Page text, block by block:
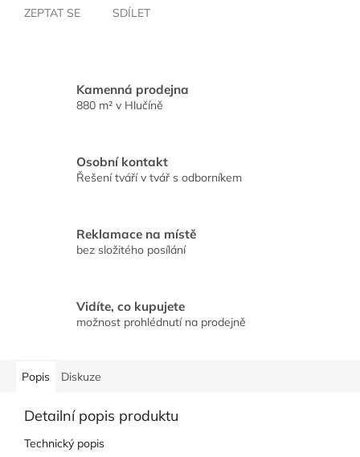
ZEPTAT SE SDÍLET
Kamenná prodejna
880 m² v Hlučíně
Osobní kontakt
Řešení tváří v tvář s odborníkem
Reklamace na místě
bez složitého posílání
Vidíte, co kupujete
možnost prohlédnutí na prodejně
Popis Diskuze
Detailní popis produktu
Technický popis